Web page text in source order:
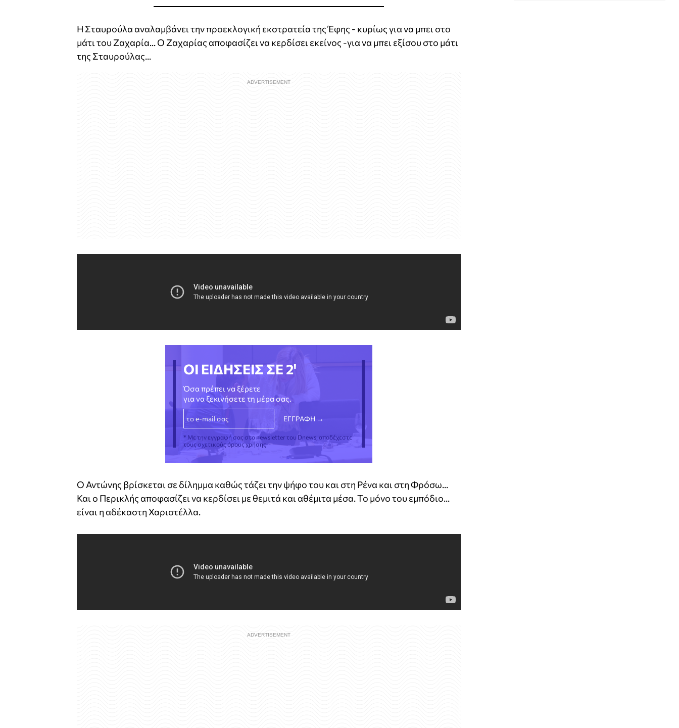
Η Σταυρούλα αναλαμβάνει την προεκλογική εκστρατεία της Έφης - κυρίως για να μπει στο
μάτι του Ζαχαρία... Ο Ζαχαρίας αποφασίζει να κερδίσει εκείνος -για να μπει εξίσου στο μάτι
της Σταυρούλας...
ΟΙ ΕΙΔΗΣΕΙΣ ΣΕ 2'
Όσα πρέπει να ξέρετε
για να ξεκινήσετε τη μέρα σας.
* Με την εγγραφή σας στο newsletter του Dnews, αποδέχεστε
τους σχετικούς όρους χρήσης
Ο Αντώνης βρίσκεται σε δίλημμα καθώς τάζει την ψήφο του και στη Ρένα και στη Φρόσω...
Και ο Περικλής αποφασίζει να κερδίσει με θεμιτά και αθέμιτα μέσα. Το μόνο του εμπόδιο...
είναι η αδέκαστη Χαριστέλλα.